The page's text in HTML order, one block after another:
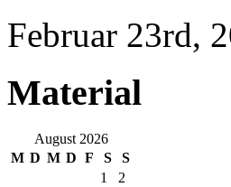
Februar 23rd,
Material
August 2026
M D M D F S
S
1
2